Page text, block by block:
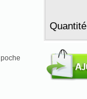
Quantité